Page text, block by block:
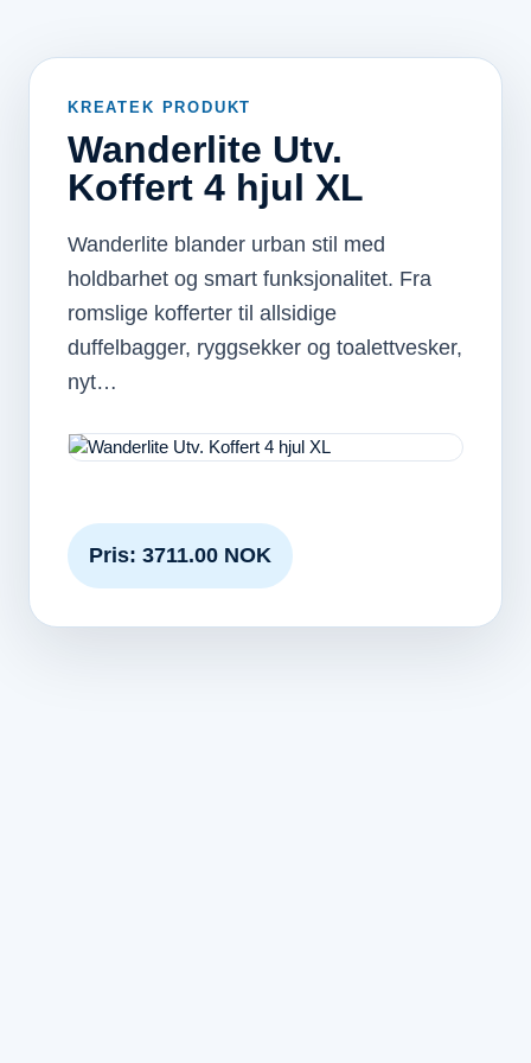
KREATEK PRODUKT
Wanderlite Utv.
Koffert 4 hjul XL
Wanderlite blander urban stil med
holdbarhet og smart funksjonalitet. Fra
romslige kofferter til allsidige
duffelbagger, ryggsekker og toalettvesker,
nyt…
Pris: 3711.00 NOK